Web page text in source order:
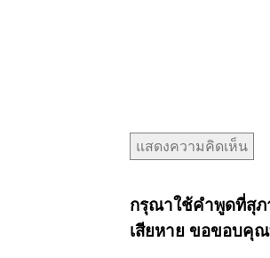
กรุณาใช้คำพูดที่สุภ
เสียหาย ขอขอบคุ